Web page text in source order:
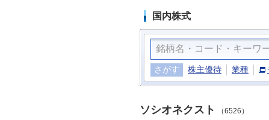
国内株式
さがす 株主優待 業種
ソシオネクスト （6526）